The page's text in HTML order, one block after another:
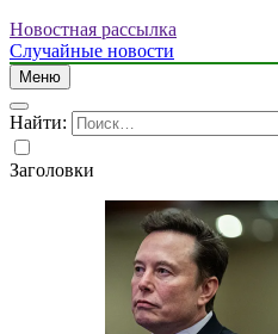
Новостная рассылка
Случайные новости
Меню
Найти:
Заголовки